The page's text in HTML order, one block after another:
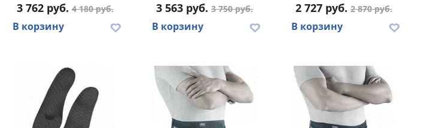
3 762 руб. 4 180 руб.
В корзину
3 563 руб. 3 750 руб.
В корзину
2 727 руб. 2 870 руб.
В корзину